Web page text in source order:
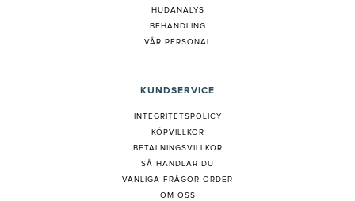
HUDANALYS
BEHANDLING
VÅR PERSONAL
KUNDSERVICE
INTEGRITETSPOLICY
KÖPVILLKOR
BETALNINGSVILLKOR
SÅ HANDLAR DU
VANLIGA FRÅGOR ORDER
OM OSS